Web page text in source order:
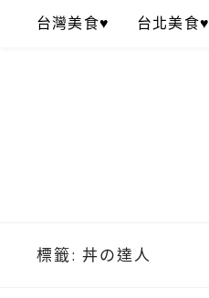
台灣美食♥ 台北美食♥
標籤: 丼の達人